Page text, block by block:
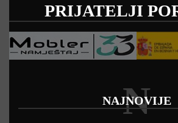
PRIJATELJI
NAJNOVIJE
N